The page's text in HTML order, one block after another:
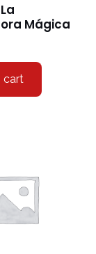
Mágica
cart